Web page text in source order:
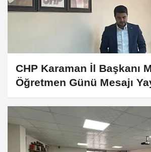
CHP Karaman İl Başkanı
Öğretmen Günü Mesajı